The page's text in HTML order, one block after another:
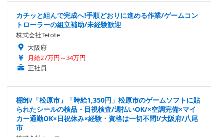
カチッと組んで完成へ!手順どおりに進める作業/ゲームコン
トローラーの組立補助/未経験歓迎
株式会社Tetote
大阪府
月給27万円～34万円
正社員
棚卸/「松原市」「時給1,350円」松原市のゲームソフトに貼
られたシールの検品・目視検査/週払いOK/×空調完備×マイ
カー通勤OK×日祝休み×経験・資格は一切不問!/大阪府/八尾
市